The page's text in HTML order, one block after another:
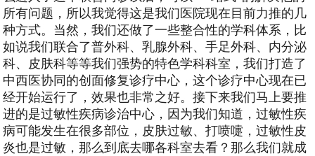
所有问题，所以我觉得这是我们医院现在目前力推的几
种方式。当然，我们还做了一些整合性的学科体系，比
如说我们联合了普外科、乳腺外科、手足外科、内分泌
科、皮肤科等等我们强势的特色学科科室，我们打造了
中西医协同的创面修复诊疗中心，这个诊疗中心现在已
经开始运行了，效果也非常之好。接下来我们马上要推
进的是过敏性疾病诊治中心，因为我们知道，过敏性疾
病可能发生在很多部位，皮肤过敏、打喷嚏，过敏性皮
炎也是过敏，那么到底去哪各科室去看？那么我们就成